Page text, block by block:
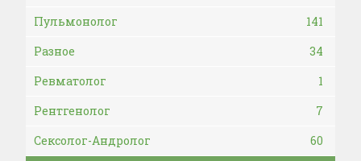
Пульмонолог
141
Разное
34
Ревматолог
1
Рентгенолог
7
Сексолог-Андролог
60